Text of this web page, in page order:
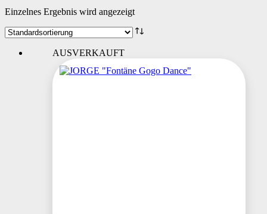
Einzelnes Ergebnis wird angezeigt
AUSVERKAUFT